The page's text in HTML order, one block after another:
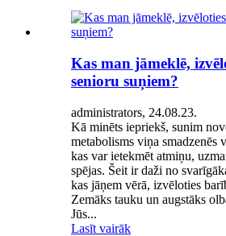
Kas man jāmeklē,
senioru suņiem?
administrators, 24.08.23.
Kā minēts iepriekš, sunim
metabolisms viņa smadzenēs
kas var ietekmēt atmiņu,
spējas. Šeit ir daži no
kas jāņem vērā, izvēloties
Zemāks tauku un augstāks
Jūs...
Lasīt vairāk